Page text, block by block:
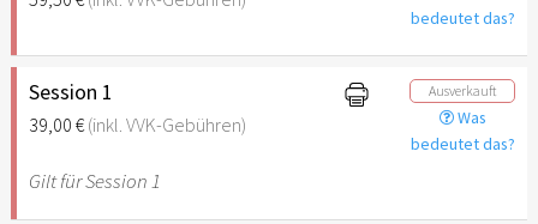
bedeutet das?
Session 1
39,00 €(inkl. VVK-Gebühren)
Ausverkauft
Was
bedeutet das?
Gilt für Session 1